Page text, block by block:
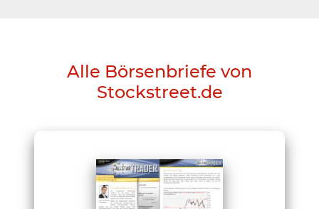
Alle Börsenbriefe von
Stockstreet.de